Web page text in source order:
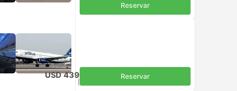
Reservar
USD 439 Reservar